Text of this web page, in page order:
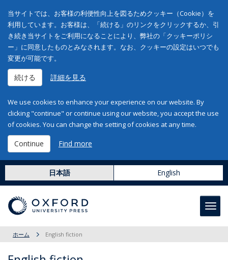
当サイトでは、お客様の利便性向上を図るためクッキー（Cookie）を
利用しています。お客様は、「続ける」のリンクをクリックするか、引
き続き当サイトをご利用になることにより、弊社の「クッキーポリシ
ー」に同意したものとみなされます。なお、クッキーの設定はいつでも
変更が可能です。
続ける 詳細を見る
We use cookies to enhance your experience on our website. By
clicking "continue" or continue using our website, you accept the use
of cookies. You can change the setting of cookies at any time.
Continue Find more
日本語 English
ホーム English fiction